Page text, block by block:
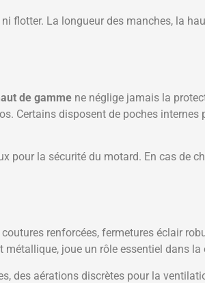
flotter. La longueur des manches, la
de gamme ne néglige jamais la
Certains disposent de poches internes
pour la sécurité du motard. En cas de
coutures renforcées, fermetures éclair
joue un rôle essentiel dans
des aérations discrètes pour la